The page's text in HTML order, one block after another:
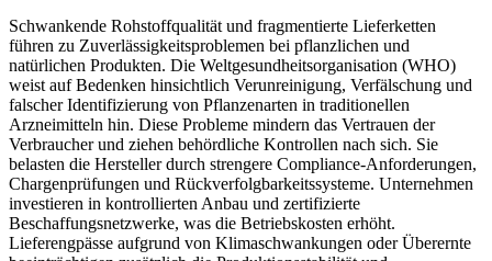
Schwankende Rohstoffqualität und fragmentierte Lieferketten
führen zu Zuverlässigkeitsproblemen bei pflanzlichen und
natürlichen Produkten. Die Weltgesundheitsorganisation (WHO)
weist auf Bedenken hinsichtlich Verunreinigung, Verfälschung und
falscher Identifizierung von Pflanzenarten in traditionellen
Arzneimitteln hin. Diese Probleme mindern das Vertrauen der
Verbraucher und ziehen behördliche Kontrollen nach sich. Sie
belasten die Hersteller durch strengere Compliance-Anforderungen,
Chargenprüfungen und Rückverfolgbarkeitssysteme. Unternehmen
investieren in kontrollierten Anbau und zertifizierte
Beschaffungsnetzwerke, was die Betriebskosten erhöht.
Lieferengpässe aufgrund von Klimaschwankungen oder Überernte